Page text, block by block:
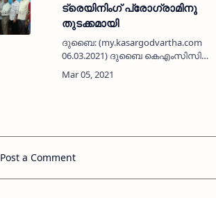
ട്രെയിനിംഗ് പ്രോഗ്രാമിനു
തുടക്കമായി
ദുബൈ: (my.kasargodvartha.com
06.03.2021) ദുബൈ കെഎംസിസി
കാസര്‍കോട് ജില്ലാ കമിറ്റിയുടെ
എഡ്യുകേഷന്‍ & കരിയര്‍ സെല്ലിനു
Post a Comment